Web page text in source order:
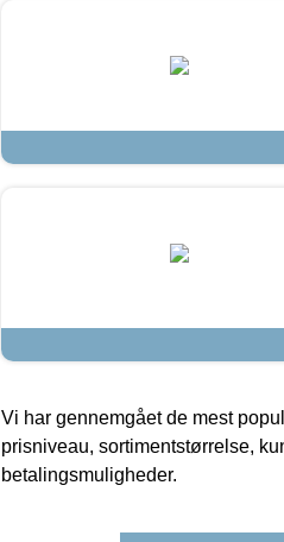
Vi har gennemgået de mest
prisniveau, sortimentstørrelse,
betalingsmuligheder.